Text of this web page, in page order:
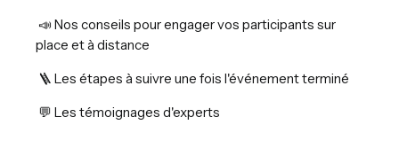
📣 Nos conseils pour engager vos participants sur
place et à distance
🪜 Les étapes à suivre une fois l'événement terminé
💬 Les témoignages d'experts